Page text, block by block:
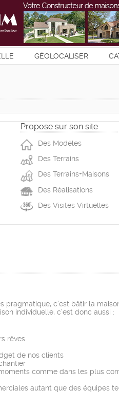
GÉOLOCALISER
Propose sur son site
Des Modéles
Des Terrains
Des Terrains+Maisons
Des Réalisations
Des Visites Virtuelles
c’est bâtir la
individuelle, c’est donc aussi :
rêves
de nos clients
comme dans les plus
autant que des équipes